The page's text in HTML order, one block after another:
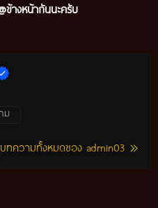
ข้างหน้ากันนะครับ
ม
ทความทั้งหมดของ admin03